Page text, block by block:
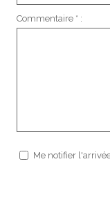
Commentaire * :
Me notifier